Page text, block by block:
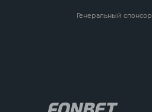
Генеральный спонсор